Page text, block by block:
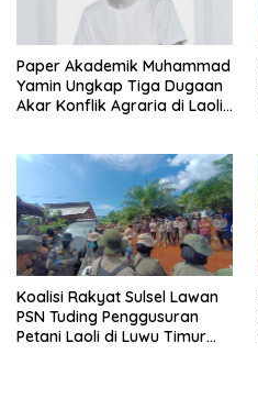
Paper Akademik Muhammad
Yamin Ungkap Tiga Dugaan
Akar Konflik Agraria di Laoli
Koalisi Rakyat Sulsel Lawan
PSN Tuding Penggusuran
Petani Laoli di Luwu Timur